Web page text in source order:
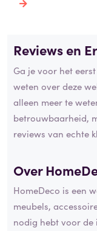
Reviews en
Ga je voor het
weten over deze
alleen meer te
betrouwbaarheid,
reviews van echte
Over
HomeDeco is een
meubels,
nodig hebt voor de